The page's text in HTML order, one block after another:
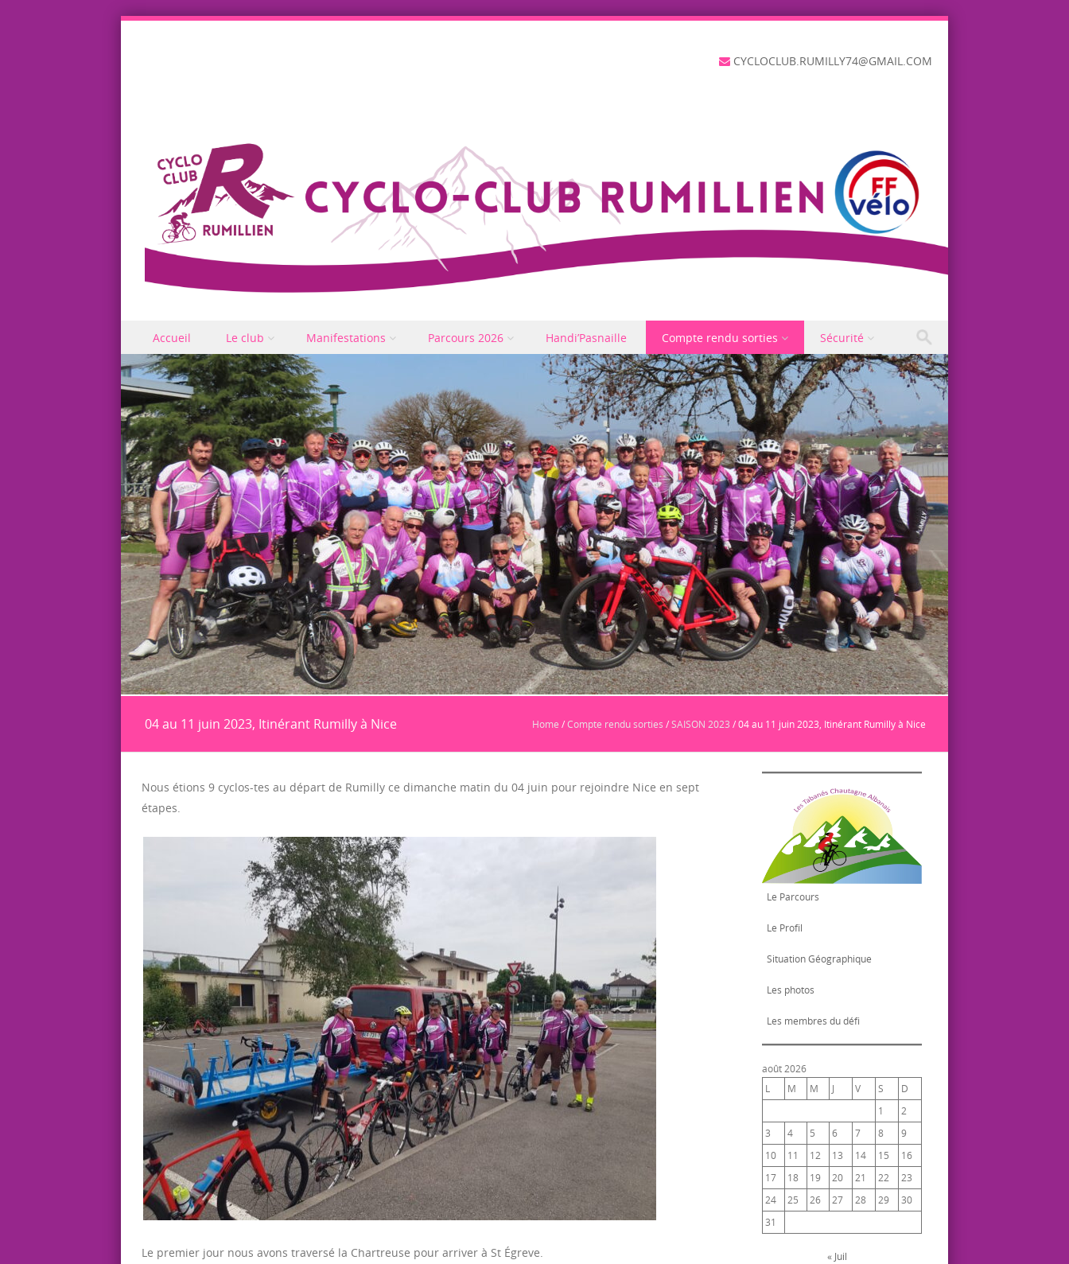
CYCLOCLUB.RUMILLY74@GMAIL.COM
Menu
Skip to content
Accueil Le club Manifestations Parcours 2026 Handi’Pasnaille Compte rendu sorties Sécurité
04 au 11 juin 2023, Itinérant Rumilly à Nice Home /Compte rendu sorties /SAISON 2023 /04 au 11 juin 2023, Itinérant Rumilly à Nice
Nous étions 9 cyclos-tes au départ de Rumilly ce dimanche matin du 04 juin pour rejoindre Nice en sept
étapes.
Le premier jour nous avons traversé la Chartreuse pour arriver à St Égreve.
Le Parcours
Le Profil
Situation Géographique
Les photos
Les membres du défi
août 2026
L
M M J V S
D
1
2
3
4 5 6 7 8
9
10
11 12 13 14 15
16
17
18 19 20 21 22
23
24
25 26 27 28 29
30
31
« Juil